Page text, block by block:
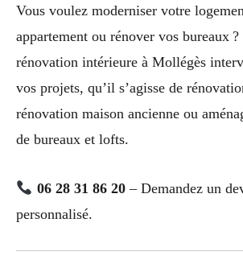
Vous voulez moderniser votre
appartement ou rénover vos bureaux
rénovation intérieure à Mollégès
vos projets, qu’il s’agisse de
rénovation maison ancienne ou
de bureaux et lofts.
06 28 31 86 20– Demandez un
personnalisé.